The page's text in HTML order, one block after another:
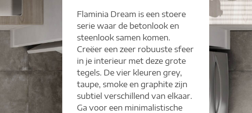
Flaminia Dream is een stoere
serie waar de betonlook en
steenlook samen komen.
Creëer een zeer robuuste sfeer
in je interieur met deze grote
tegels. De vier kleuren grey,
taupe, smoke en graphite zijn
subtiel verschillend van elkaar.
Ga voor een minimalistische